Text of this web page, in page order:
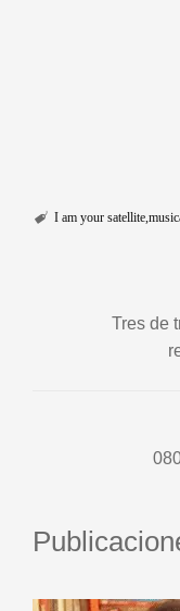
I am your satellite
Tres de